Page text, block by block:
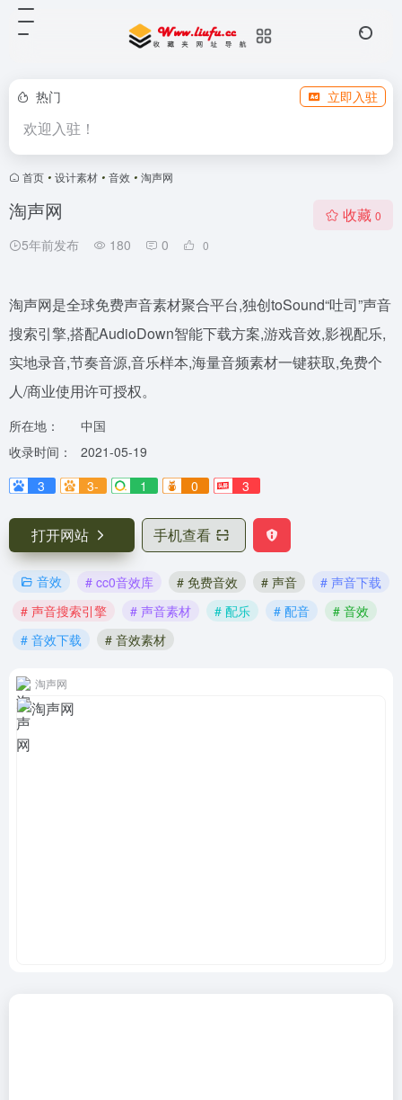
热门 立即入驻
欢迎入驻！
首页 • 设计素材 • 音效 • 淘声网
淘声网
5年前发布 180 0 0
收藏 0
淘声网是全球免费声音素材聚合平台,独创toSound“吐司”声音
搜索引擎,搭配AudioDown智能下载方案,游戏音效,影视配乐,
实地录音,节奏音源,音乐样本,海量音频素材一键获取,免费个
人/商业使用许可授权。
所在地：
中国
收录时间：
2021-05-19
3
3- 1 0 3
打开网站 手机查看
音效 # cc0音效库 # 免费音效 # 声音
# 声音下载
# 声音搜索引擎
# 声音素材 # 配乐 # 配音
# 音效
# 音效下载
# 音效素材
淘声网